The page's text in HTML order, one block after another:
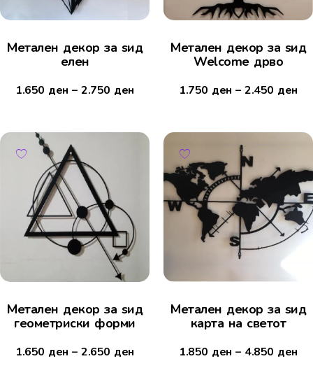
Мeтален декор за ѕид
елен
1.650 ден –2.750 ден
Метален декор за ѕид
Welcome дрво
1.750 ден –2.450 ден
Метален декор за ѕид
геометриски форми
1.650 ден –2.650 ден
Метален декор за ѕид
карта на светот
1.850 ден – 4.850 ден